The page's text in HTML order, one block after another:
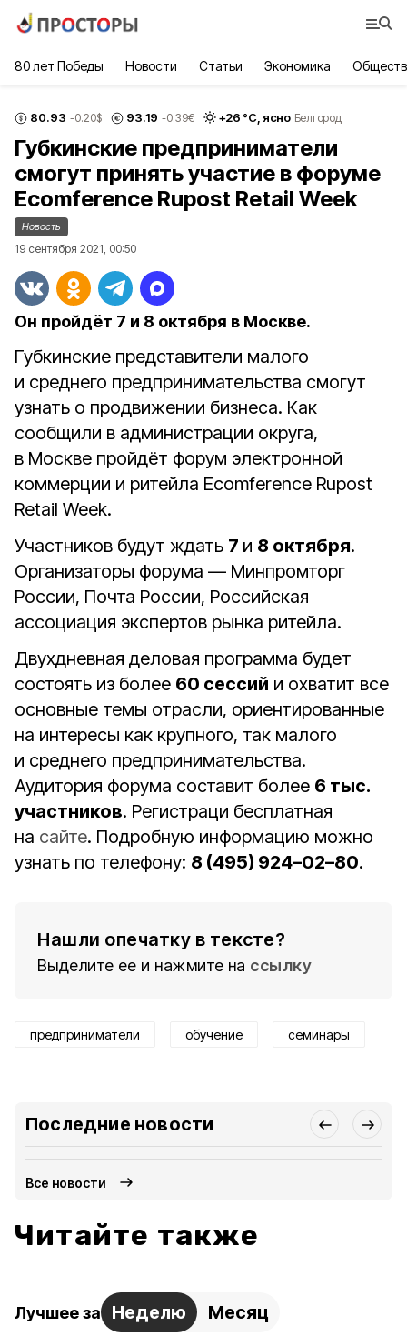
80 лет Победы Новости Статьи Экономика
80.93 -0.20$ 93.19 -0.39€ +26 °С, ясно Белгород
Губкинские предприниматели
смогут принять участие в форуме
Ecomference Rupost Retail Week
Новость
19 сентября 2021, 00:50
Он пройдёт 7 и 8 октября в Москве.
Губкинские представители малого
и среднего предпринимательства смогут
узнать о продвижении бизнеса. Как
сообщили в администрации округа,
в Москве пройдёт форум электронной
коммерции и ритейла Ecomference Rupost
Retail Week.
Участников будут ждать 7 и 8 октября.
Организаторы форума — Минпромторг
России, Почта России, Российская
ассоциация экспертов рынка ритейла.
Двухдневная деловая программа будет
состоять из более 60 сессий и охватит все
основные темы отрасли, ориентированные
на интересы как крупного, так малого
и среднего предпринимательства.
Аудитория форума составит более 6 тыс.
участников. Регистраци бесплатная
на сайте. Подробную информацию можно
узнать по телефону: 8 (495) 924–02–80.
Нашли опечатку в тексте?
Выделите ее и нажмите на ссылку
предприниматели обучение семинары
Последние новости
Все новости
Читайте также
Лучшее за Неделю Месяц